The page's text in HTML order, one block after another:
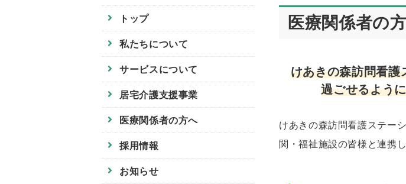
トップ
私たちについて
サービスについて
居宅介護支援事業
医療関係者の方へ
採用情報
お知らせ
医療関係者の
けあきの森訪問看護
過ごせるよう
けあきの森訪問看護ステー
関・福祉施設の皆様と連携